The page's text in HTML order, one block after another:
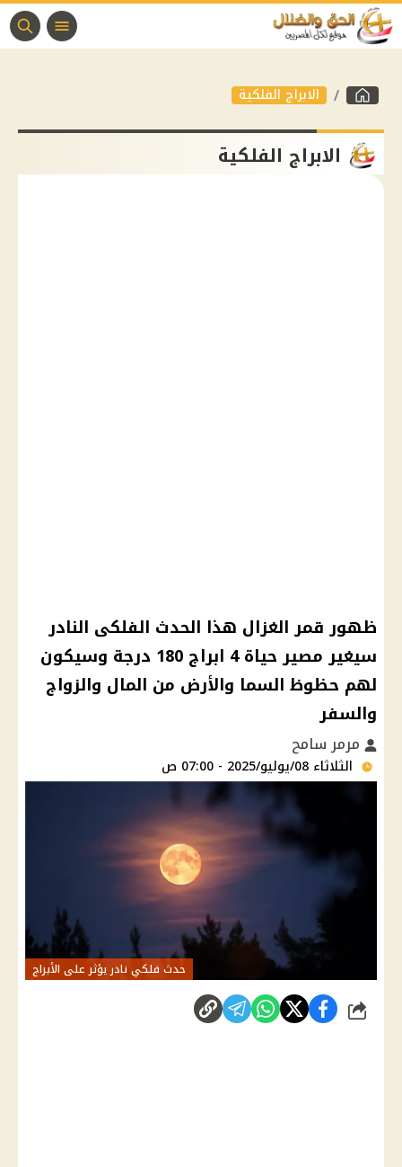
الابراج الفلكية
الابراج الفلكية
ظهور قمر الغزال هذا الحدث الفلكى النادر
سيغير مصير حياة 4 ابراج 180 درجة وسيكون
لهم حظوظ السما والأرض من المال والزواج
والسفر
مرمر سامح
الثلاثاء 08/يوليو/2025 - 07:00 ص
حدث فلكي نادر يؤثر على الأبراج
شارك